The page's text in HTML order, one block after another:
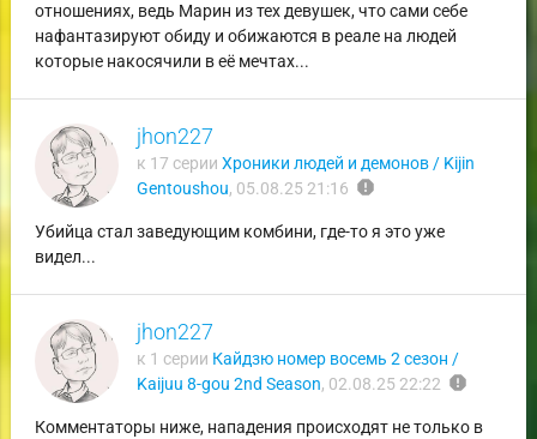
отношениях, ведь Марин из тех девушек, что сами себе
нафантазируют обиду и обижаются в реале на людей
которые накосячили в её мечтах...
jhon227
к 17 серии Хроники людей и демонов / Kijin
Gentoushou, 05.08.25 21:16 report
Убийца стал заведующим комбини, где-то я это уже
видел...
jhon227
к 1 серии Кайдзю номер восемь 2 сезон /
Kaijuu 8-gou 2nd Season, 02.08.25 22:22 report
Комментаторы ниже, нападения происходят не только в